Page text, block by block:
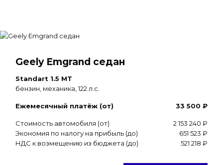
Geely Emgrand седан
Standart 1.5 MT
бензин, механика, 122 л.с.
Ежемесячный платёж (от) 33 500 ₽
Стоимость автомобиля (от)
2 153 240 ₽
Экономия по налогу на прибыль (до)
651 523 ₽
НДС к возмещению из бюджета (до)
521 218 ₽